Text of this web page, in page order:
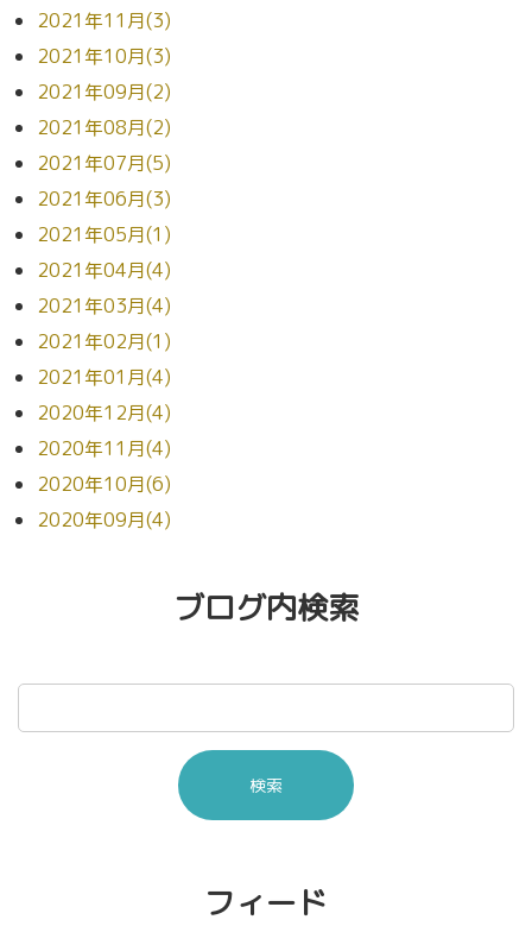
2021年11月(3)
2021年10月(3)
2021年09月(2)
2021年08月(2)
2021年07月(5)
2021年06月(3)
2021年05月(1)
2021年04月(4)
2021年03月(4)
2021年02月(1)
2021年01月(4)
2020年12月(4)
2020年11月(4)
2020年10月(6)
2020年09月(4)
ブログ内検索
フィード